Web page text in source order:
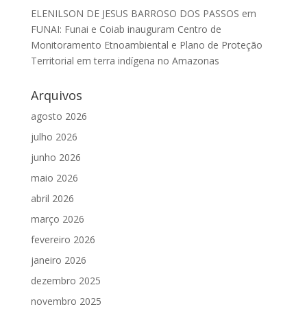
ELENILSON DE JESUS BARROSO DOS PASSOS em
FUNAI: Funai e Coiab inauguram Centro de
Monitoramento Etnoambiental e Plano de Proteção
Territorial em terra indígena no Amazonas
Arquivos
agosto 2026
julho 2026
junho 2026
maio 2026
abril 2026
março 2026
fevereiro 2026
janeiro 2026
dezembro 2025
novembro 2025